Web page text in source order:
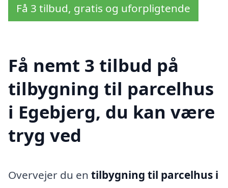
Få 3 tilbud, gratis og uforpligtende
Få nemt 3 tilbud på
tilbygning til parcelhus
i Egebjerg, du kan være
tryg ved
Overvejer du en tilbygning til parcelhus i